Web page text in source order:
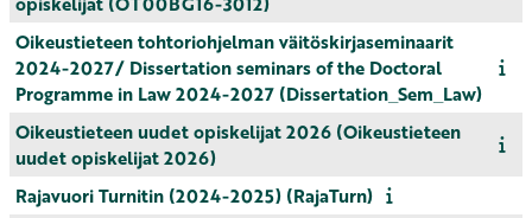
Oikeustieteen tohtoriohjelman väitöskirjaseminaarit
2024-2027/ Dissertation seminars of the Doctoral
Programme in Law 2024-2027 (Dissertation_Sem_Law)
Oikeustieteen uudet opiskelijat 2026 (Oikeustieteen
uudet opiskelijat 2026)
Rajavuori Turnitin (2024-2025) (RajaTurn)